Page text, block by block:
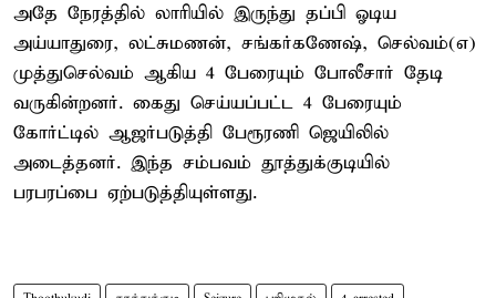
அதே நேரத்தில் லாரியில் இருந்து தப்பி ஓடிய
அய்யாதுரை, லட்சுமணன், சங்கர்கணேஷ், செல்வம்(எ)
முத்துசெல்வம் ஆகிய 4 பேரையும் போலீசார் தேடி
வருகின்றனர். கைது செய்யப்பட்ட 4 பேரையும்
கோர்ட்டில் ஆஜர்படுத்தி பேரூரணி ஜெயிலில்
அடைத்தனர். இந்த சம்பவம் தூத்துக்குடியில்
பரபரப்பை ஏற்படுத்தியுள்ளது.